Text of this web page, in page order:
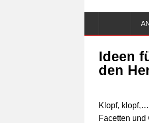
Ideen
den
Klopf,
Facetten